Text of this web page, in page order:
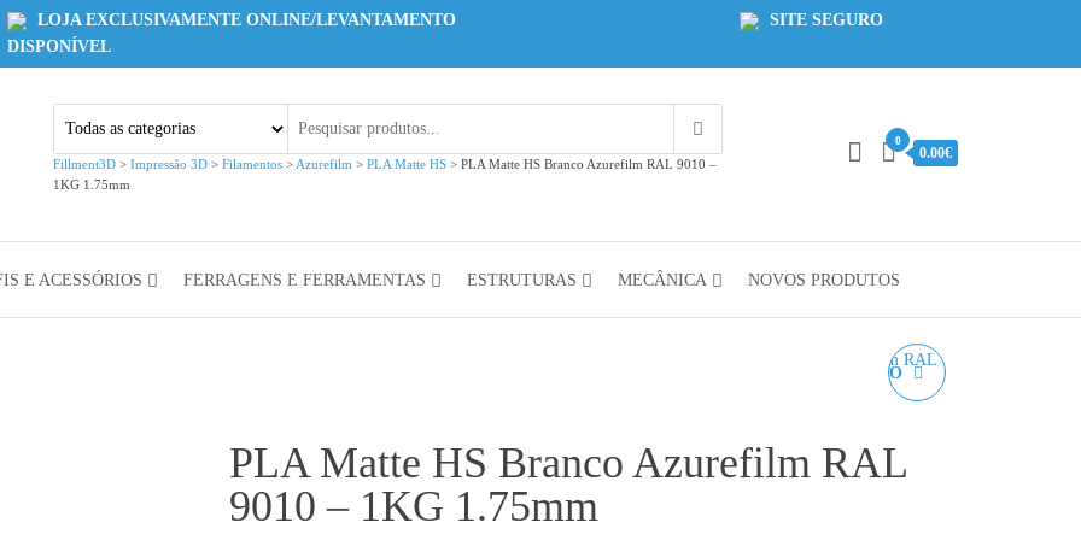
LOJA EXCLUSIVAMENTE ONLINE/LEVANTAMENTO
DISPONÍVEL
SITE SEGURO
Fillment3D > Impressão 3D > Filamentos > Azurefilm > PLA Matte HS > PLA Matte HS Branco Azurefilm RAL 9010 –
1KG 1.75mm
0
0.00€
E ACESSÓRIOS FERRAGENS E FERRAMENTAS ESTRUTURAS MECÂNICA NOVOS PRODUTOS
PLA MATTE HS PRETO
PLA Matte HS Branco Azurefilm RAL
9010 – 1KG 1.75mm